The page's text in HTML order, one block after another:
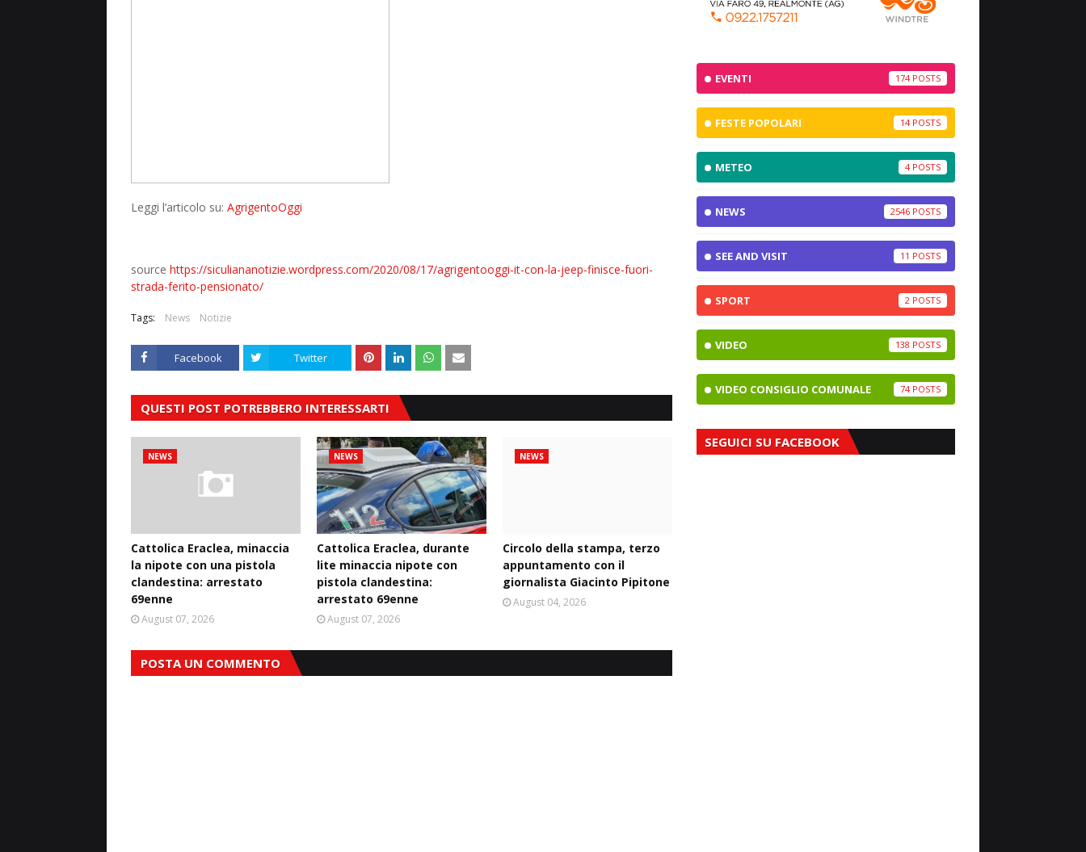
Leggi l’articolo su: AgrigentoOggi
source https://siculiananotizie.wordpress.com/2020/08/17/agrigentooggi-it-con-la-jeep-finisce-fuori-
strada-ferito-pensionato/
Tags: News Notizie
Facebook Twitter
QUESTI POST POTREBBERO INTERESSARTI
NEWS
Cattolica Eraclea, minaccia
la nipote con una pistola
clandestina: arrestato
69enne
August 07, 2026
NEWS
Cattolica Eraclea, durante
lite minaccia nipote con
pistola clandestina:
arrestato 69enne
August 07, 2026
NEWS
Circolo della stampa, terzo
appuntamento con il
giornalista Giacinto Pipitone
August 04, 2026
POSTA UN COMMENTO
EVENTI 174
FESTE POPOLARI 14
METEO 4
NEWS 2546
SEE AND VISIT 11
SPORT 2
VIDEO 138
VIDEO CONSIGLIO COMUNALE 74
SEGUICI SU FACEBOOK